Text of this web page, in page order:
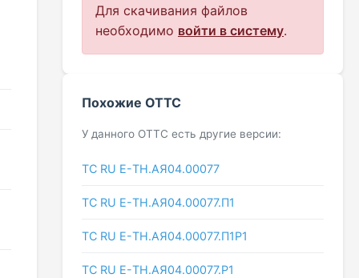
Для скачивания файлов
необходимо войти в систему.
Похожие ОТТС
У данного ОТТС есть другие версии:
ТС RU Е-TH.АЯ04.00077
ТС RU Е-TH.АЯ04.00077.П1
ТС RU Е-TH.АЯ04.00077.П1Р1
ТС RU Е-TH.АЯ04.00077.Р1